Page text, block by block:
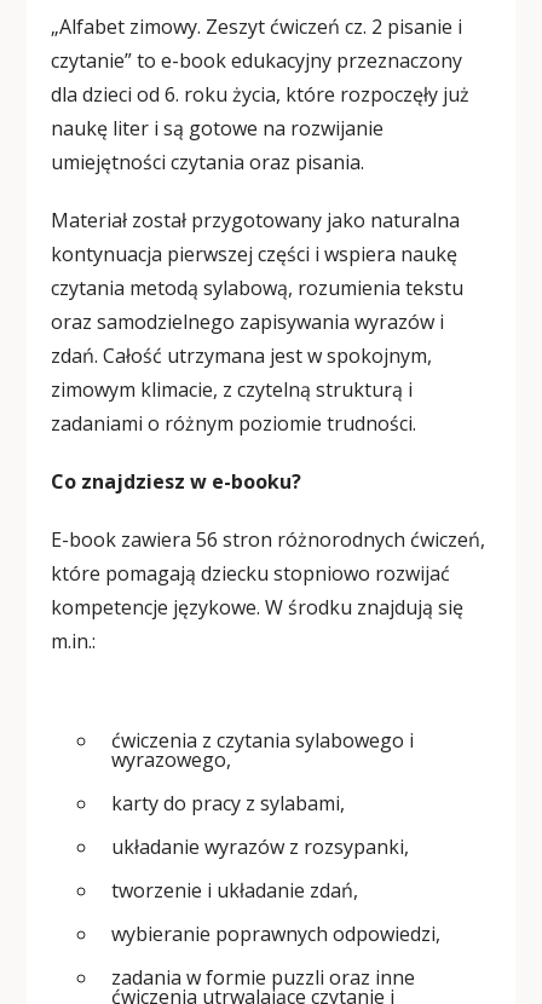
„Alfabet zimowy. Zeszyt ćwiczeń cz. 2 pisanie i
czytanie” to e-book edukacyjny przeznaczony
dla dzieci od 6. roku życia, które rozpoczęły już
naukę liter i są gotowe na rozwijanie
umiejętności czytania oraz pisania.
Materiał został przygotowany jako naturalna
kontynuacja pierwszej części i wspiera naukę
czytania metodą sylabową, rozumienia tekstu
oraz samodzielnego zapisywania wyrazów i
zdań. Całość utrzymana jestw spokojnym,
zimowym klimacie, z czytelną strukturą i
zadaniami o różnym poziomie trudności.
Co znajdziesz w e-booku?
E-book zawiera 56 stron różnorodnych ćwiczeń,
które pomagają dziecku stopniowo rozwijać
kompetencje językowe. W środku znajdują się
m.in.:
ćwiczenia z czytania sylabowego i
wyrazowego,
karty do pracy z sylabami,
układanie wyrazów z rozsypanki,
tworzenie i układanie zdań,
wybieranie poprawnych odpowiedzi,
zadania w formie puzzli oraz inne
ćwiczenia utrwalające czytanie i